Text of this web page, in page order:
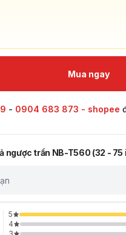
Mua ngay
- 0904 683 873 - shopee
ngược trần NB-T560 (32 - 75
5
4